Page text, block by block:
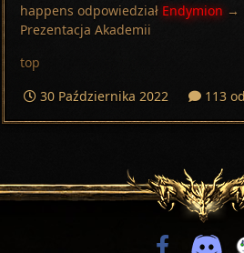
happens odpowiedział Endymion →
Prezentacja Akademii
top
30 Października 2022
113